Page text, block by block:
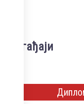
Догађаји